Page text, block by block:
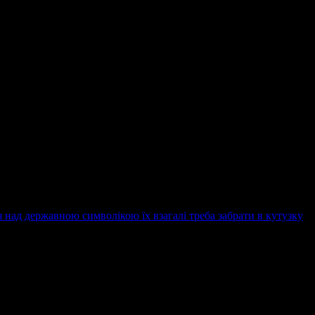
державною символікою їх взагалі треба забрати в кутузку